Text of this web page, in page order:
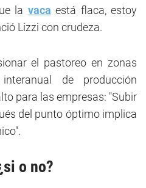
la vaca está flaca, estoy
Lizzi con crudeza.
el pastoreo en zonas
de producción
para las empresas: "Subir
del punto óptimo implica
o no?